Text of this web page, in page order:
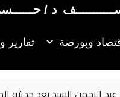
د / حــــــسن
وبورصة تقارير